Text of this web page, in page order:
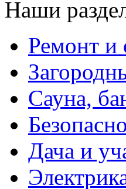
Наши
Ремонт и
Сауна,
Дача и